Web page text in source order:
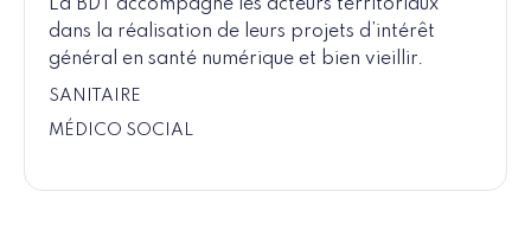
La BDT accompagne les acteurs territoriaux
dans la réalisation de leurs projets d’intérêt
général en santé numérique et bien vieillir.
SANITAIRE
MÉDICO SOCIAL